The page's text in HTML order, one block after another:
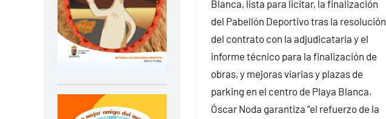
Blanca, lista para licitar, la finalización
del Pabellón Deportivo tras la resolución
del contrato con la adjudicataria y el
informe técnico para la finalización de
obras, y mejoras viarias y plazas de
parking en el centro de Playa Blanca.
Óscar Noda garantiza “el refuerzo de la